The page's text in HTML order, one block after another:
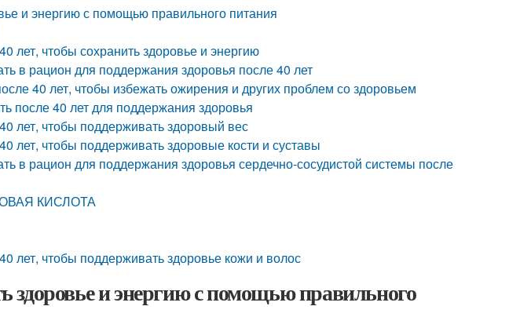
и энергию с помощью правильного питания
лет, чтобы сохранить здоровье и энергию
в рацион для поддержания здоровья после 40 лет
40 лет, чтобы избежать ожирения и других проблем со здоровьем
после 40 лет для поддержания здоровья
лет, чтобы поддерживать здоровый вес
лет, чтобы поддерживать здоровые кости и суставы
в рацион для поддержания здоровья сердечно-сосудистой системы после
КИСЛОТА
лет, чтобы поддерживать здоровье кожи и волос
здоровье и энергию с помощью правильного